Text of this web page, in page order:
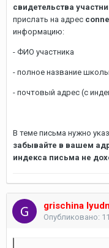
свидетельства
прислать на адрес
информацию:
- ФИО участника
- полное название
- почтовый адрес (с
В теме письма нужно
забывайте в вашем
индекса письма не
grischina
Опубликовано: